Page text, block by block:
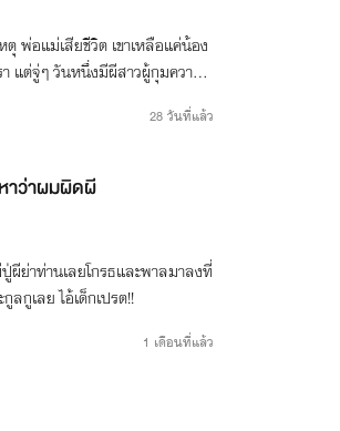
พ่อแม่เสียชีวิต เขาเหลือแค่น้อง
แต่จู่ๆ วันหนึ่งมีผีสาวผู้กุมความลั
28 วันที่แล้ว
าว่าผมผิดผี
ผีย่าท่านเลยโกรธและพาลมาลงที่
ลกูเลย ไอ้เด็กเปรต!!
1 เดือนที่แล้ว